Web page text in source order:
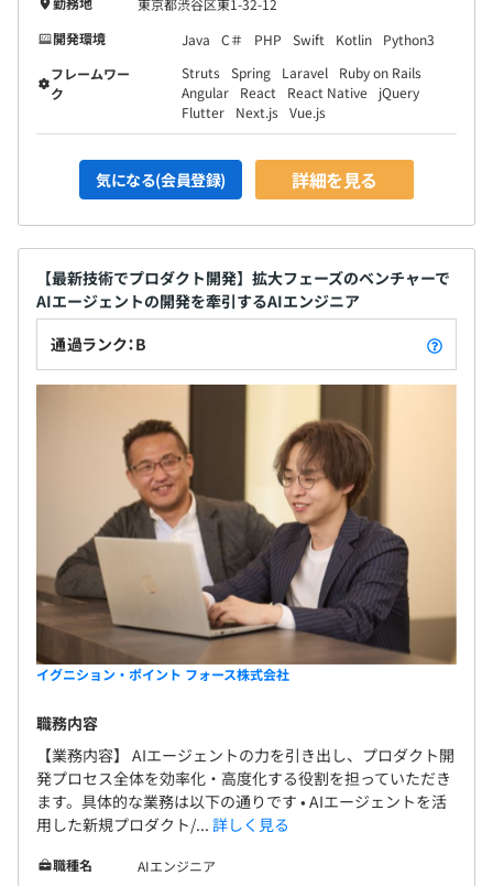
開発環境
Java C＃ PHP Swift Kotlin
Python3
フレームワー
ク
Struts Spring Laravel
Ruby on Rails
Angular
React React Native
jQuery
Flutter
Next.js Vue.js
気になる(会員登録) 詳細を見る
【最新技術でプロダクト開発】拡大フェーズのベンチャーで
AIエージェントの開発を牽引するAIエンジニア
通過ランク：B
イグニション・ポイント フォース株式会社
職務内容
【業務内容】 AIエージェントの力を引き出し、プロダクト開
発プロセス全体を効率化・高度化する役割を担っていただき
ます。具体的な業務は以下の通りです • AIエージェントを活
用した新規プロダクト/... 詳しく見る
職種名
AIエンジニア